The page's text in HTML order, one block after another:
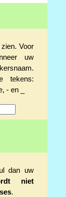
Voor
uw
tekens:
- en _
dan uw
niet
.